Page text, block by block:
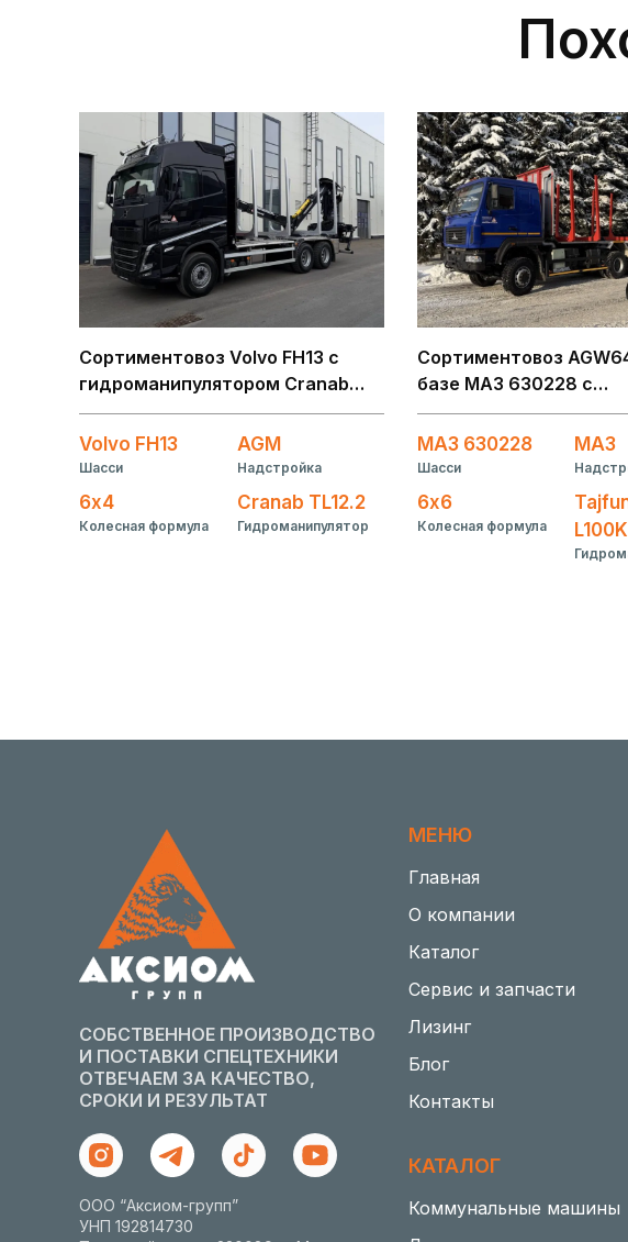
Сортиментовоз Volvo FH13 с
гидроманипулятором Cranab
TL12.2
Volvo FH13
Шасси
AGM
Надстройка
6х4
Колесная формула
Cranab TL12.2
Гидроманипулятор
Сортиментовоз
базе МАЗ 630228 с
гидроманипулятором
L100K89
МАЗ 630228
Шасси
МАЗ
6х6
Колесная формула
СОБСТВЕННОЕ ПРОИЗВОДСТВО
И ПОСТАВКИ СПЕЦТЕХНИКИ
ОТВЕЧАЕМ ЗА КАЧЕСТВО,
СРОКИ И РЕЗУЛЬТАТ
ООО “Аксиом-групп”
УНП 192814730
МЕНЮ
Главная
О компании
Каталог
Сервис и запчасти
Лизинг
Блог
Контакты
КАТАЛОГ
Коммунальные машины